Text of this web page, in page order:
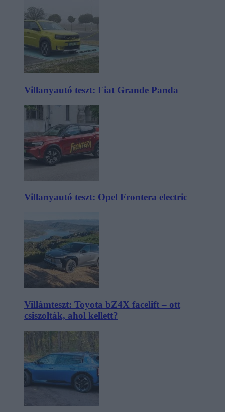
Villanyautó teszt: Fiat Grande Panda
Villanyautó teszt: Opel Frontera electric
Villámteszt: Toyota bZ4X facelift – ott
csiszolták, ahol kellett?